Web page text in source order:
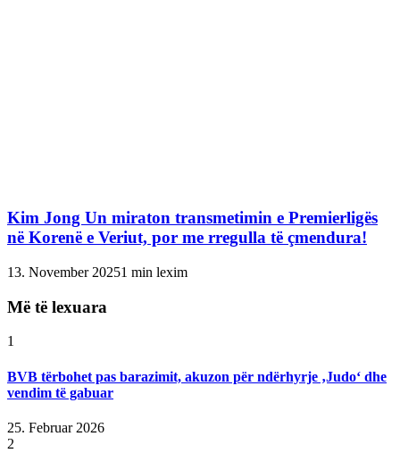
Kim Jong Un miraton transmetimin e Premierligës
në Korenë e Veriut, por me rregulla të çmendura!
13. November 20251 min lexim
Më të lexuara
1
BVB tërbohet pas barazimit, akuzon për ndërhyrje ‚Judo‘ dhe
vendim të gabuar
25. Februar 2026
2